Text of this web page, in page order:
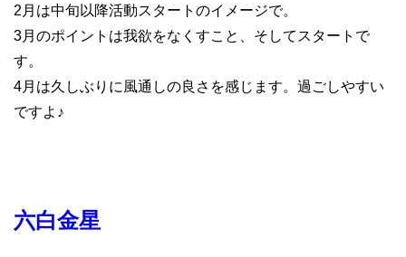
2月は中旬以降活動スタートのイメージで。
3月のポイントは我欲をなくすこと、そしてスタートで
す。
4月は久しぶりに風通しの良さを感じます。過ごしやすい
ですよ♪
六白金星